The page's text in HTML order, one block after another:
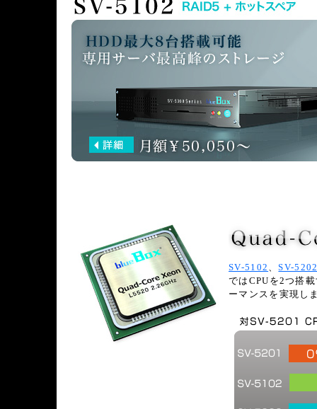
SV-5102 、SV-
ではCPUを2つ搭
ーマンスを実現し